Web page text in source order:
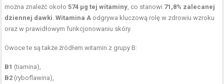
można znaleźć około574 μg tej witaminy , co stanowi 71,8% zalecanej
dziennej dawki .Witamina A odgrywa kluczową rolę w zdrowiu wzroku
oraz w prawidłowym funkcjonowaniu skóry.
Owoce te są także źródłem witamin z grupy B:
B1 (tiamina),
B2 (ryboflawina),